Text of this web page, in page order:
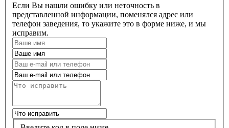
Если Вы нашли ошибку или неточность в
представленной информации, поменялся адрес или
телефон заведения, то укажите это в форме ниже, и мы
исправим.